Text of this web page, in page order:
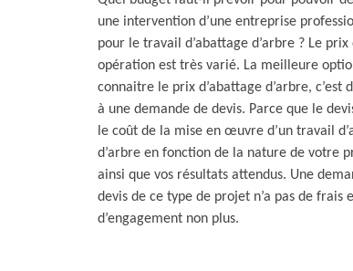
une intervention d’une entreprise
pour le travail d’abattage d’arbre ? Le
opération est très varié. La meilleure
connaitre le prix d’abattage d’arbre, c’est
à une demande de devis. Parce que le
le coût de la mise en œuvre d’un travail
d’arbre en fonction de la nature de votre
ainsi que vos résultats attendus. Une
devis de ce type de projet n’a pas de frais
d’engagement non plus.